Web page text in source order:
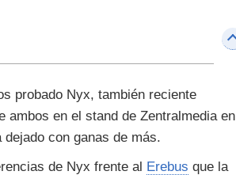
probado Nyx, también reciente
ambos en el stand de Zentralmedia en
dejado con ganas de más.
de Nyx frente al Erebus que la